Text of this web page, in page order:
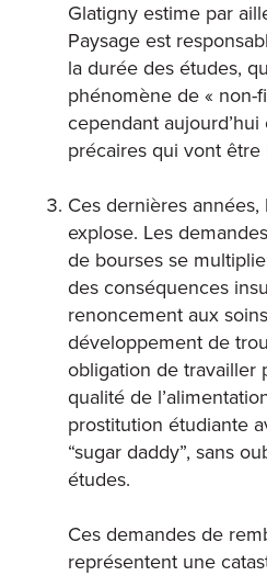
Glatigny estime par
Paysage est
la durée des études,
phénomène de « non-
cependant
précaires qui vont
Ces dernières
explose. Les
de bourses se
des conséquences
renoncement aux
développement de
obligation de travailler
qualité de
prostitution étudiante
“sugar daddy”, sans
études.
Ces demandes de
représentent une